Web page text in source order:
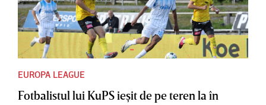
EUROPA LEAGUE
Fotbalistul lui KuPS ieşit de pe teren la în